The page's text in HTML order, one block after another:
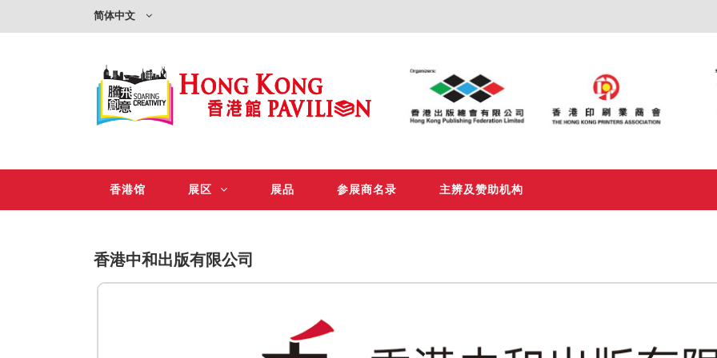
简体中文
香港馆 展区 展品 参展商名录 主辨及赞助机构
香港中和出版有限公司